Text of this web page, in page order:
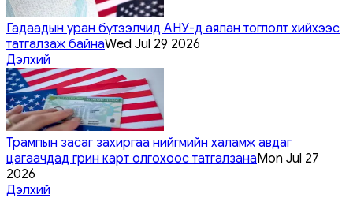
Гадаадын уран бүтээлчид АНУ-д аялан тоглолт хийхээс
татгалзаж байнаWed Jul 29 2026
Дэлхий
Трампын засаг захиргаа нийгмийн халамж авдаг
цагаачдад грин карт олгохоос татгалзанаMon Jul 27
2026
Дэлхий